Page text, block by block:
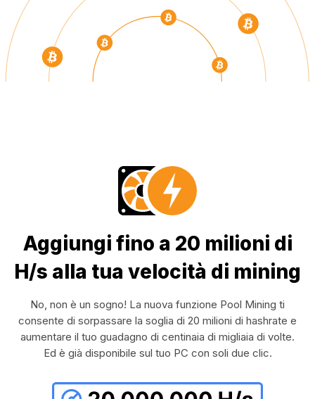
Aggiungi fino a 20 milioni di
H/s alla tua velocità di mining
No, non è un sogno! La nuova funzione Pool Mining ti
consente di sorpassare la soglia di 20 milioni di hashrate e
aumentare il tuo guadagno di centinaia di migliaia di volte.
Ed è già disponibile sul tuo PC con soli due clic.